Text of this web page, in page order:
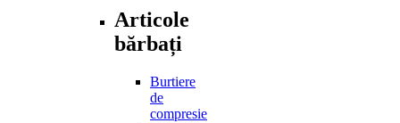
Articole
bărbați
Burtiere
de
compresie